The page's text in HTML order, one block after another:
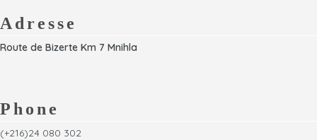
Adresse
Route de Bizerte Km 7 Mnihla
Phone
(+216)24 080 302